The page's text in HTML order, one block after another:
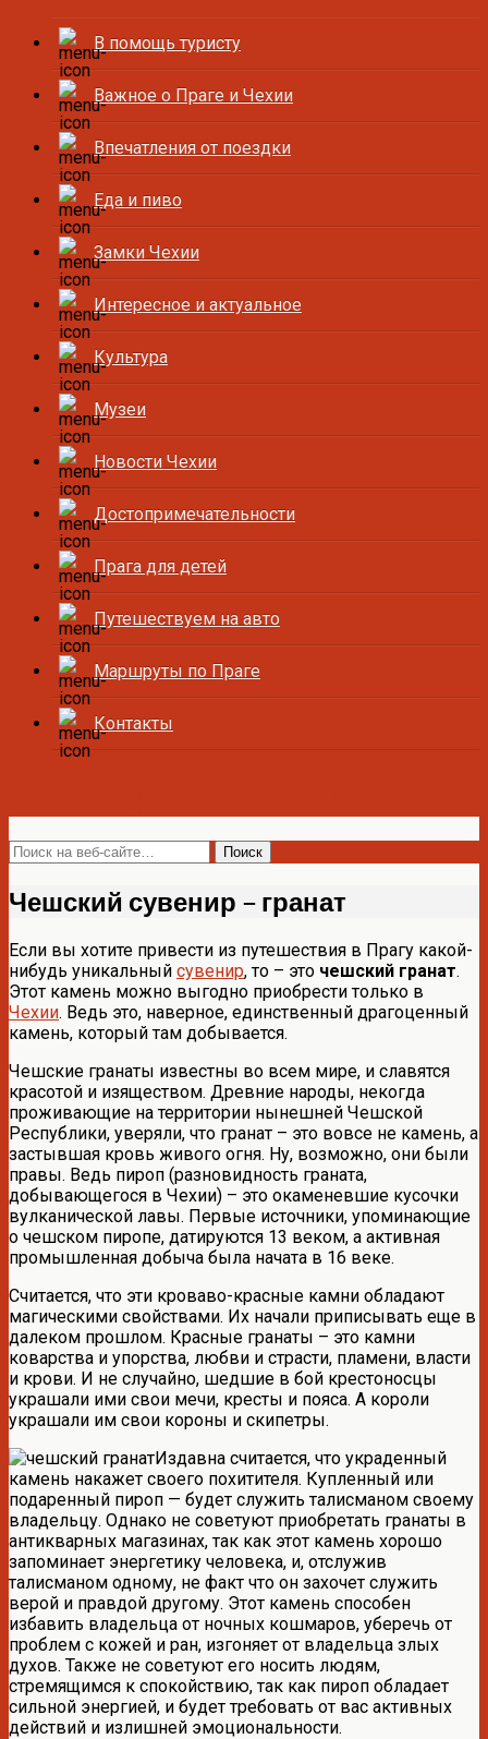
В помощь туристу
Важное о Праге и Чехии
Впечатления от поездки
Еда и пиво
Замки Чехии
Интересное и актуальное
Культура
Музеи
Новости Чехии
Достопримечательности
Прага для детей
Путешествуем на авто
Маршруты по Праге
Контакты
Чешский сувенир – гранат
Если вы хотите привести из путешествия в Прагу какой-
нибудь уникальный сувенир, то – это чешский гранат.
Этот камень можно выгодно приобрести только в
Чехии. Ведь это, наверное, единственный драгоценный
камень, который там добывается.
Чешские гранаты известны во всем мире, и славятся
красотой и изяществом. Древние народы, некогда
проживающие на территории нынешней Чешской
Республики, уверяли, что гранат – это вовсе не камень, а
застывшая кровь живого огня. Ну, возможно, они были
правы. Ведь пироп (разновидность граната,
добывающегося в Чехии) – это окаменевшие кусочки
вулканической лавы. Первые источники, упоминающие
о чешском пиропе, датируются 13 веком, а активная
промышленная добыча была начата в 16 веке.
Считается, что эти кроваво-красные камни обладают
магическими свойствами. Их начали приписывать еще в
далеком прошлом. Красные гранаты – это камни
коварства и упорства, любви и страсти, пламени, власти
и крови. И не случайно, шедшие в бой крестоносцы
украшали ими свои мечи, кресты и пояса. А короли
украшали им свои короны и скипетры.
Издавна считается, что украденный
камень накажет своего похитителя. Купленный или
подаренный пироп — будет служить талисманом своему
владельцу. Однако не советуют приобретать гранаты в
антикварных магазинах, так как этот камень хорошо
запоминает энергетику человека, и, отслужив
талисманом одному, не факт что он захочет служить
верой и правдой другому. Этот камень способен
избавить владельца от ночных кошмаров, уберечь от
проблем с кожей и ран, изгоняет от владельца злых
духов. Также не советуют его носить людям,
стремящимся к спокойствию, так как пироп обладает
сильной энергией, и будет требовать от вас активных
действий и излишней эмоциональности.